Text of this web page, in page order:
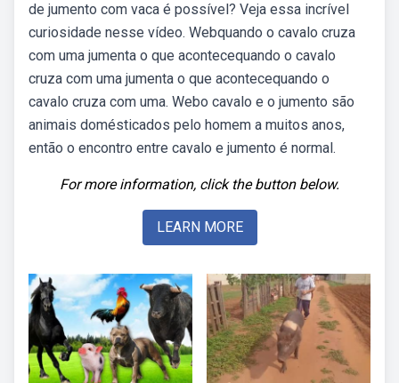
de jumento com vaca é possível? Veja essa incrível
curiosidade nesse vídeo. Webquando o cavalo cruza
com uma jumenta o que acontecequando o cavalo
cruza com uma jumenta o que acontecequando o
cavalo cruza com uma. Webo cavalo e o jumento são
animais domésticados pelo homem a muitos anos,
então o encontro entre cavalo e jumento é normal.
For more information, click the button below.
LEARN MORE